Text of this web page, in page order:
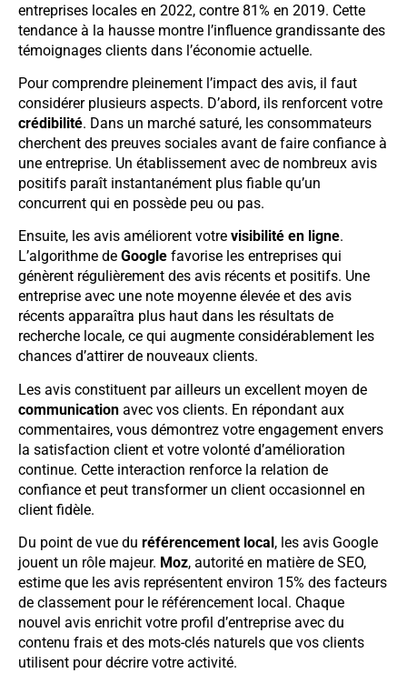
entreprises locales en 2022, contre 81% en 2019. Cette
tendance à la hausse montre l’influence grandissante des
témoignages clients dans l’économie actuelle.
Pour comprendre pleinement l’impact des avis, il faut
considérer plusieurs aspects. D’abord, ils renforcent votre
crédibilité. Dans un marché saturé, les consommateurs
cherchent des preuves sociales avant de faire confiance à
une entreprise. Un établissement avec de nombreux avis
positifs paraît instantanément plus fiable qu’un
concurrent qui en possède peu ou pas.
Ensuite, les avis améliorent votre visibilité en ligne.
L’algorithme de Google favorise les entreprises qui
génèrent régulièrement des avis récents et positifs. Une
entreprise avec une note moyenne élevée et des avis
récents apparaîtra plus haut dans les résultats de
recherche locale, ce qui augmente considérablement les
chances d’attirer de nouveaux clients.
Les avis constituent par ailleurs un excellent moyen de
communication avec vos clients. En répondant aux
commentaires, vous démontrez votre engagement envers
la satisfaction client et votre volonté d’amélioration
continue. Cette interaction renforce la relation de
confiance et peut transformer un client occasionnel en
client fidèle.
Du point de vue du référencement local, les avis Google
jouent un rôle majeur. Moz, autorité en matière de SEO,
estime que les avis représentent environ 15% des facteurs
de classement pour le référencement local. Chaque
nouvel avis enrichit votre profil d’entreprise avec du
contenu frais et des mots-clés naturels que vos clients
utilisent pour décrire votre activité.